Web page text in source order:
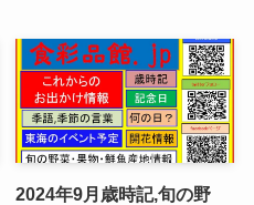
2024年9月歳時記,旬の野